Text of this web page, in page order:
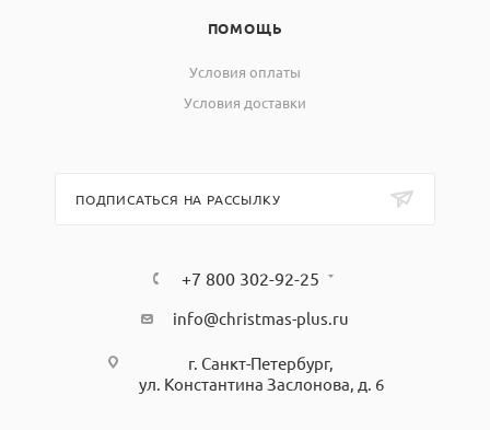
ПОМОЩЬ
Условия оплаты
Условия доставки
ПОДПИСАТЬСЯ НА РАССЫЛКУ
+7 800 302-92-25
info@christmas-plus.ru
г. Санкт-Петербург,
ул. Константина Заслонова, д. 6